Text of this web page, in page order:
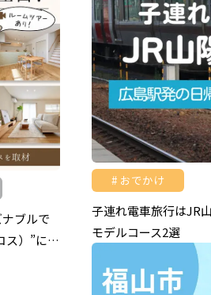
ブルで
ス）”に…
おでかけ
子連れ電車旅行はJR
モデルコース2選